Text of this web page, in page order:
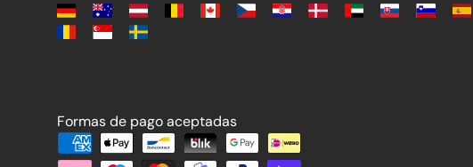
Formas de pago aceptadas
Formas de pago aceptadas